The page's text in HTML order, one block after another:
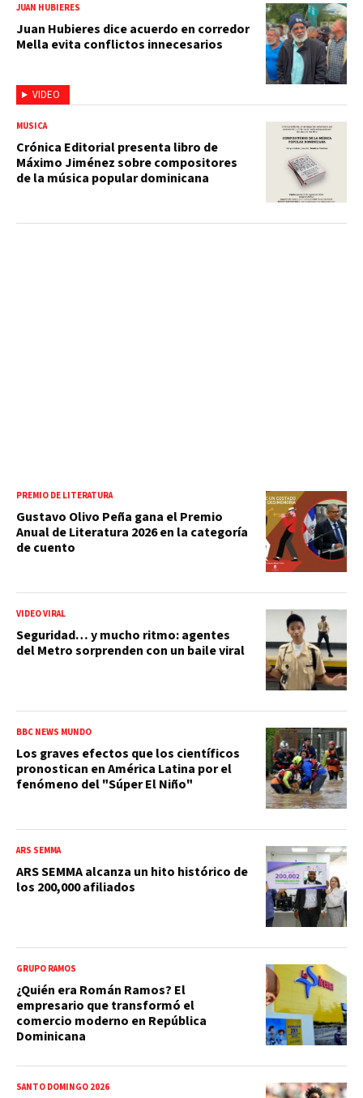
VIDEO
JUAN HUBIERES
Juan Hubieres dice acuerdo en corredor
Mella evita conflictos innecesarios
MÚSICA
Crónica Editorial presenta libro de
Máximo Jiménez sobre compositores
de la música popular dominicana
PREMIO DE LITERATURA
Gustavo Olivo Peña gana el Premio
Anual de Literatura 2026 en la categoría
de cuento
VIDEO VIRAL
Seguridad… y mucho ritmo: agentes
del Metro sorprenden con un baile viral
BBC NEWS MUNDO
Los graves efectos que los científicos
pronostican en América Latina por el
fenómeno del "Súper El Niño"
ARS SEMMA
ARS SEMMA alcanza un hito histórico de
los 200,000 afiliados
GRUPO RAMOS
¿Quién era Román Ramos? El
empresario que transformó el
comercio moderno en República
Dominicana
SANTO DOMINGO 2026